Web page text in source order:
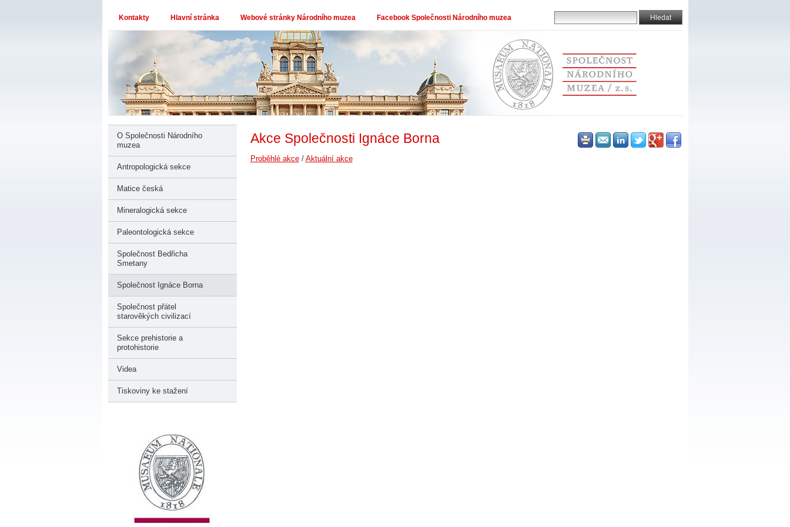
Kontakty Hlavní stránka Webové stránky Národního muzea Facebook Společnosti Národního muzea
Akce Společnosti Ignáce Borna
Proběhlé akce/ Aktuální akce
O Společnosti Národního
muzea
Antropologická sekce
Matice česká
Mineralogická sekce
Paleontologická sekce
Společnost Bedřicha
Smetany
Společnost Ignáce Borna
Společnost přátel
starověkých civilizací
Sekce prehistorie a
protohistorie
Videa
Tiskoviny ke stažení